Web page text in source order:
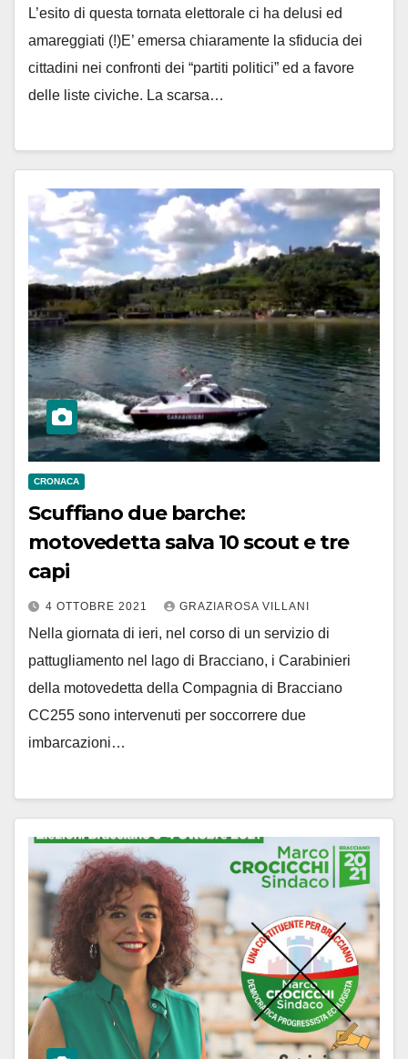
L’esito di questa tornata elettorale ci ha delusi ed
amareggiati (!)E’ emersa chiaramente la sfiducia dei
cittadini nei confronti dei “partiti politici” ed a favore
delle liste civiche. La scarsa…
CRONACA
Scuffiano due barche:
motovedetta salva 10 scout e tre
capi
4 OTTOBRE 2021 GRAZIAROSA VILLANI
Nella giornata di ieri, nel corso di un servizio di
pattugliamento nel lago di Bracciano, i Carabinieri
della motovedetta della Compagnia di Bracciano
CC255 sono intervenuti per soccorrere due
imbarcazioni…